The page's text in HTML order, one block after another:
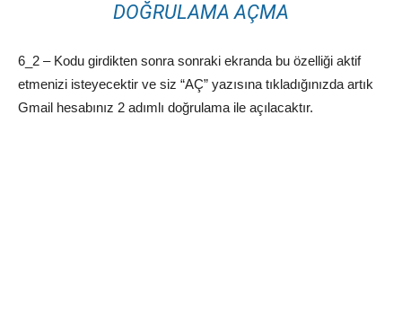
DOĞRULAMA AÇMA
6_2 – Kodu girdikten sonra sonraki ekranda bu özelliği aktif
etmenizi isteyecektir ve siz “AÇ” yazısına tıkladığınızda artık
Gmail hesabınız 2 adımlı doğrulama ile açılacaktır.